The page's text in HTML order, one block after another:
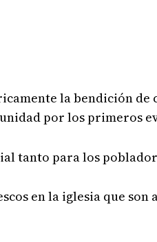
la bendición
por los primeros
tanto para los
en la iglesia que